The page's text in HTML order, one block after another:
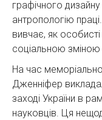
графічного дизайну
антропологію
вивчає, як
соціальною зміною
На час
Дженніфер
заході України в
науковців. Ця